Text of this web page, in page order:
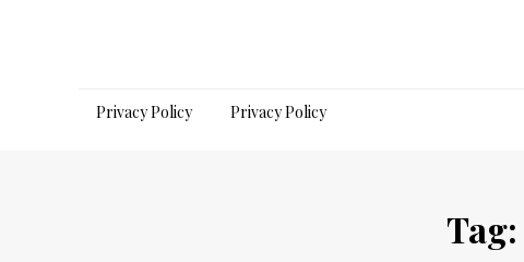
Privacy Policy Privacy Policy
Tag: